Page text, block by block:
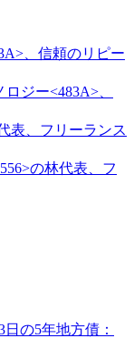
ジー<483A>、
の林代表、フ
日の5年地方債：